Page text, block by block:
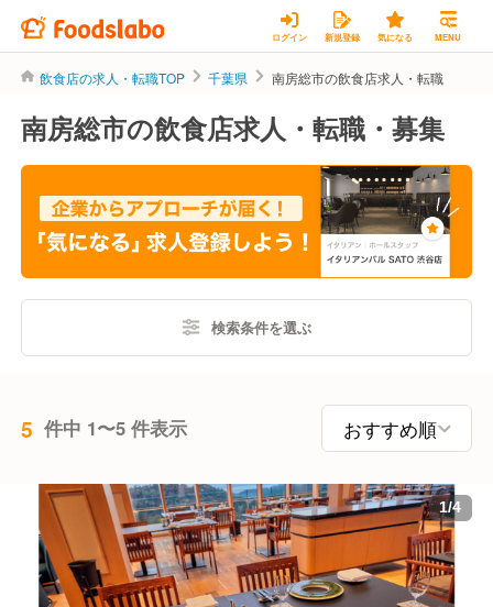
ログイン 新規登録 気になる MENU
飲食店の求人・転職TOP 千葉県 南房総市の飲食店求人・転職
南房総市の飲食店求人・転職・募集
検索条件を選ぶ
5 件中 1〜5 件表示
1/4